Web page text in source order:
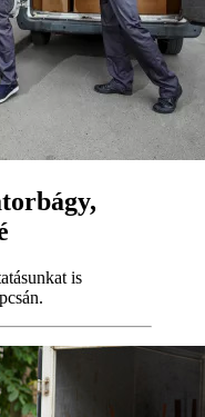
is